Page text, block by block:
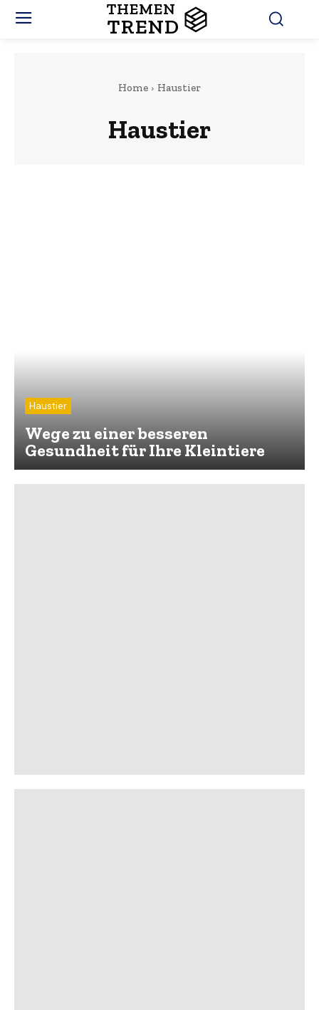
THEMEN
TREND
Home Haustier
Haustier
Haustier
Wege zu einer besseren
Gesundheit für Ihre Kleintiere